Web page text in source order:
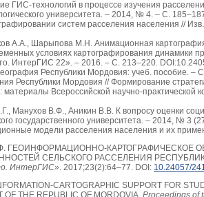
ГИС-технологий в процессе изучения
университета. – 2014, № 4. – С.
систем расселения населения //
А.А., Шарыпова М.Н. Анимационная
условиях картографирования динамики
ИнтерГИС 22». – 2016. – С. 213–220.
Республики Мордовия: учеб. пособие. –
Республики Мордовия // Формирование
материалы Всероссийской научно-
Манухов В.Ф., Аникин В.В. К вопросу оценки
государственного университета. – 2014, № 3
модели расселения населения и их
В.Ф. ГЕОИНФОРМАЦИОННО-
СЕЛЬСКОГО РАССЕЛЕНИЯ
ИнтерГИС». 2017;23(2):64–77. DOI: 10.24057/
CARTOGRAPHIC SUPPORT FOR